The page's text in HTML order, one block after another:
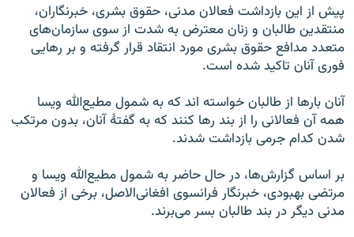
پیش از این بازداشت فعالان مدنی، حقوق بشری، خبرنگاران،
منتقدین طالبان و زنان معترض به شدت از سوی سازمان‌های
متعدد مدافع حقوق بشری مورد انتقاد قرار گرفته و بر رهایی
فوری آنان تاکید شده است.
آنان بارها از طالبان خواسته اند که به شمول مطیع‌الله ویسا
همه آن فعالانی را از بند رها کنند که به گفتۀ آنان، بدون مرتکب
شدن کدام جرمی بازداشت شدند.
بر اساس گزارش‌ها، در حال حاضر به شمول مطیع‌الله ویسا و
مرتضی بهبودی، خبرنگار فرانسوی افغانی‌الاصل، برخی از فعالان
مدنی دیگر در بند طالبان بسر می‌برند.